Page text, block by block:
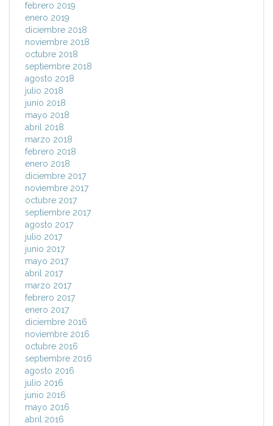
febrero 2019
enero 2019
diciembre 2018
noviembre 2018
octubre 2018
septiembre 2018
agosto 2018
julio 2018
junio 2018
mayo 2018
abril 2018
marzo 2018
febrero 2018
enero 2018
diciembre 2017
noviembre 2017
octubre 2017
septiembre 2017
agosto 2017
julio 2017
junio 2017
mayo 2017
abril 2017
marzo 2017
febrero 2017
enero 2017
diciembre 2016
noviembre 2016
octubre 2016
septiembre 2016
agosto 2016
julio 2016
junio 2016
mayo 2016
abril 2016